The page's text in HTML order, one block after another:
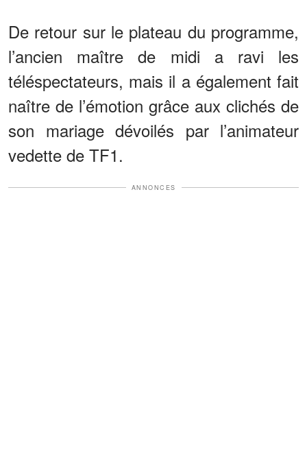
De retour sur le plateau du programme,
l’ancien maître de midi a ravi les
téléspectateurs, mais il a également fait
naître de l’émotion grâce aux clichés de
son mariage dévoilés par l’animateur
vedette de TF1.
ANNONCES